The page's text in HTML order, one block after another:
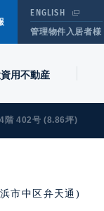
ENGLISH
管理物件入居者様
用不動産
4階 402号 (8.86坪)
市中区弁天通)